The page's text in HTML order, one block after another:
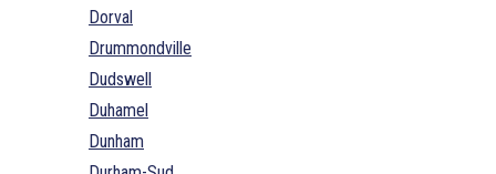
Dorval
Drummondville
Dudswell
Duhamel
Dunham